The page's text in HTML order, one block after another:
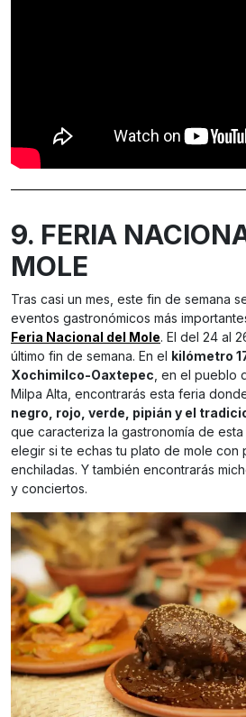
9. FERIA
MOLE
Tras casi un mes, este fin de semana
eventos gastronómicos más
Feria Nacional del Mole. El del 24 al
último fin de semana. En el kilómetro
Xochimilco-Oaxtepec , en el pueblo
Milpa Alta, encontrarás esta feria
negro, rojo, verde, pipián y el
que caracteriza la gastronomía de
elegir si te echas tu plato de mole con
enchiladas. Y también encontrarás
y conciertos.